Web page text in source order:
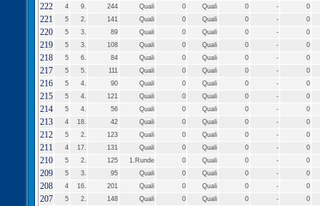
222 4 9. 244 Quali 0 Quali 0 - 0
221 5 2. 141 Quali 0 Quali 0 - 0
220 5 3. 89 Quali 0 Quali 0 - 0
219 5 3. 108 Quali 0 Quali 0 - 0
218 5 6. 84 Quali 0 Quali 0 - 0
217 5 5. 111 Quali 0 Quali 0 - 0
216 5 4. 90 Quali 0 Quali 0 - 0
215 5 4. 121 Quali 0 Quali 0 - 0
214 5 4. 56 Quali 0 Quali 0 - 0
213 4 18. 42 Quali 0 Quali 0 - 0
212 5 2. 123 Quali 0 Quali 0 - 0
211 4 17. 131 Quali 0 Quali 0 - 0
210 5 2. 125 1.Runde 0 Quali 0 - 0
209 5 3. 95 Quali 0 Quali 0 - 0
208 4 16. 201 Quali 0 Quali 0 - 0
207 5 2. 148 Quali 0 Quali 0 - 0